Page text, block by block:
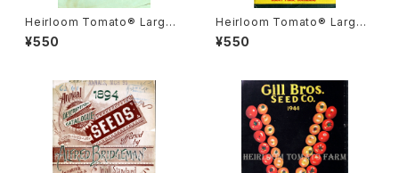
Heirloom Tomato® Large
Late エアルーム・トマト・ラー
ジ・レイト
¥550
Heirloom Tomato® Large
Gulf State エアルーム・トマト・
ラージ・ガルフ・ステート
¥550